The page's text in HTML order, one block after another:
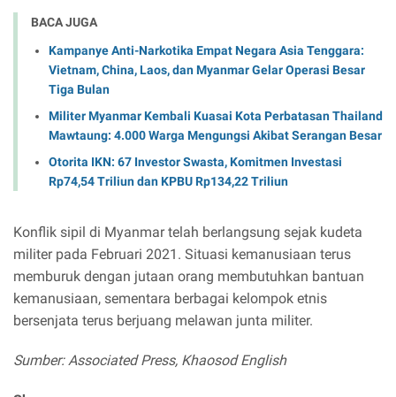
BACA JUGA
Kampanye Anti-Narkotika Empat Negara Asia Tenggara:
Vietnam, China, Laos, dan Myanmar Gelar Operasi Besar
Tiga Bulan
Militer Myanmar Kembali Kuasai Kota Perbatasan Thailand
Mawtaung: 4.000 Warga Mengungsi Akibat Serangan Besar
Otorita IKN: 67 Investor Swasta, Komitmen Investasi
Rp74,54 Triliun dan KPBU Rp134,22 Triliun
Konflik sipil di Myanmar telah berlangsung sejak kudeta
militer pada Februari 2021. Situasi kemanusiaan terus
memburuk dengan jutaan orang membutuhkan bantuan
kemanusiaan, sementara berbagai kelompok etnis
bersenjata terus berjuang melawan junta militer.
Sumber: Associated Press, Khaosod English